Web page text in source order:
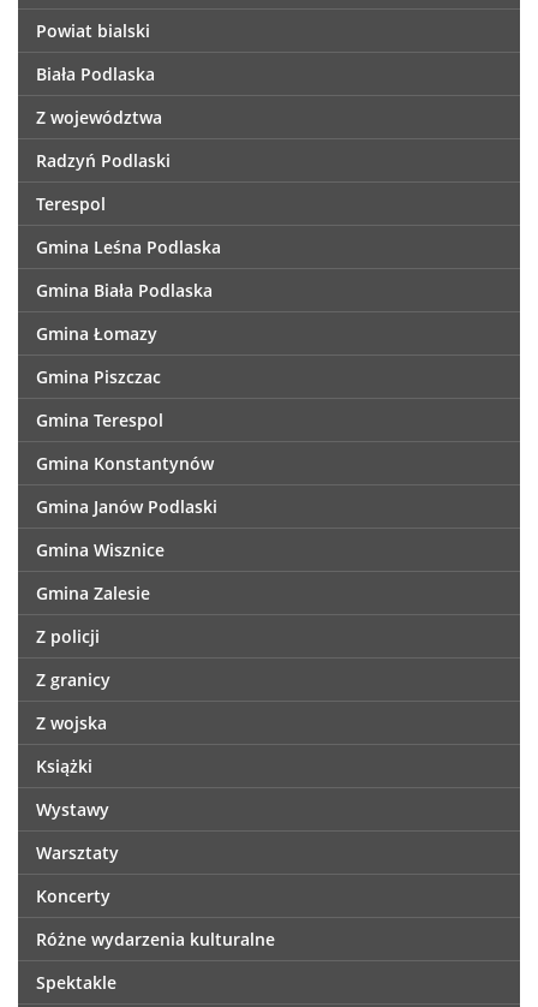
Powiat bialski
Biała Podlaska
Z województwa
Radzyń Podlaski
Terespol
Gmina Leśna Podlaska
Gmina Biała Podlaska
Gmina Łomazy
Gmina Piszczac
Gmina Terespol
Gmina Konstantynów
Gmina Janów Podlaski
Gmina Wisznice
Gmina Zalesie
Z policji
Z granicy
Z wojska
Książki
Wystawy
Warsztaty
Koncerty
Różne wydarzenia kulturalne
Spektakle